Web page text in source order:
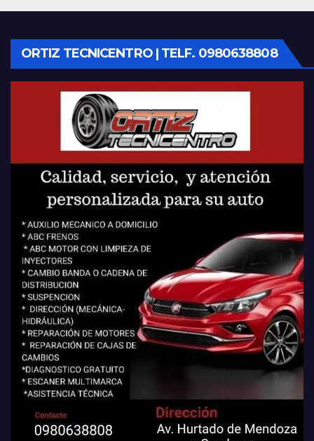
ORTIZ TECNICENTRO | TELF. 0980638808